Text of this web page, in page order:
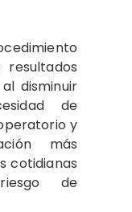
disminuir
de
y
más
cotidianas
de